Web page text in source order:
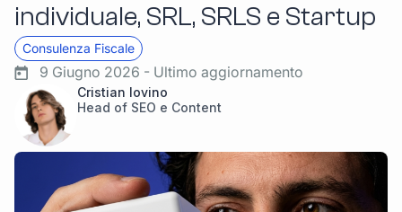
individuale, SRL, SRLS e Startup
Consulenza Fiscale
9 Giugno 2026 - Ultimo aggiornamento
Cristian Iovino
Head of SEO e Content